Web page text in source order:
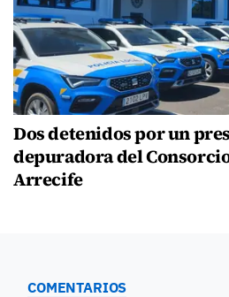
Dos detenidos por un
depuradora del
Arrecife
COMENTARIOS